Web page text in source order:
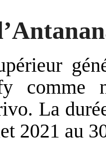
La
2021 au